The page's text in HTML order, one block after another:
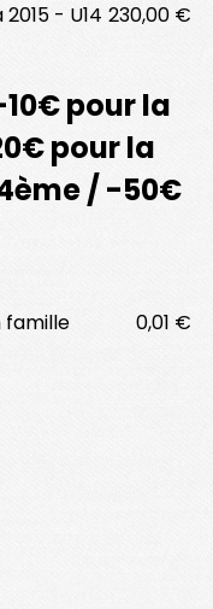
2015 - U14 230,00 €
pour la
pour la
/ -50€
famille
0,01 €